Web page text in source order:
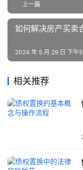
上一篇
如何解决房产买卖
2024 年 5 月 29 日 下午
相关推荐